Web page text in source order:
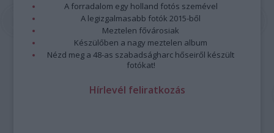
A forradalom egy holland fotós szemével
A legizgalmasabb fotók 2015-ből
Meztelen fővárosiak
Készülőben a nagy meztelen album
Nézd meg a 48-as szabadságharc hőseiről készült
fotókat!
Hírlevél feliratkozás